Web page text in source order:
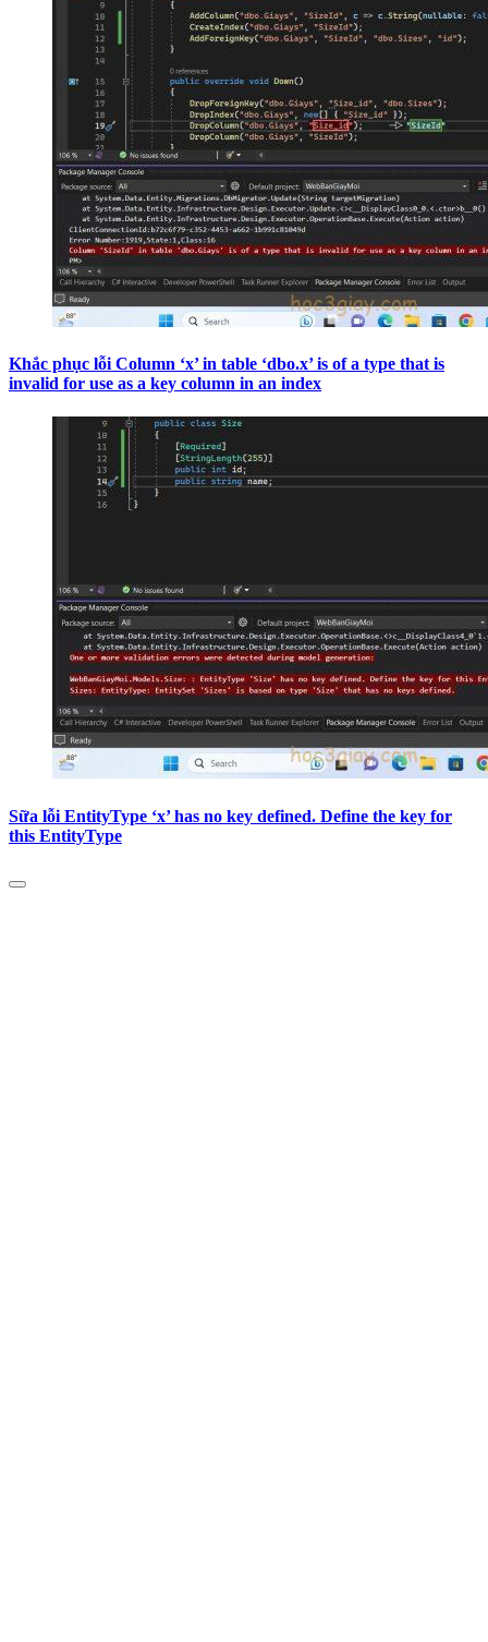
Khắc phục lỗi Column ‘x’ in table ‘dbo.x’ is of a type that is
invalid for use as a key column in an index
Sữa lỗi EntityType ‘x’ has no key defined. Define the key for
this EntityType